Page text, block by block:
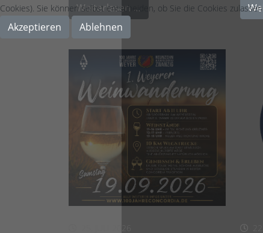
Weiterlesen …
Cookies). Sie können selbst entscheiden, ob Sie die Cookies
Akzeptieren Ablehnen